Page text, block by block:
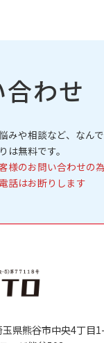
わせ
みや相談など、 なん
は無料です。
様のお問い合わせの
話はお断りします
県熊谷市中央4丁目